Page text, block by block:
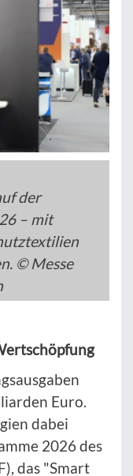
der
– mit
© Messe
Euro.
dabei
2026 des
das "Smart